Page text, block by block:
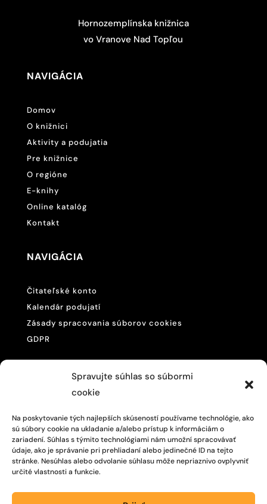
Spravujte súhlas so súbormi
cookie
Na poskytovanie tých najlepších skúseností používame technológie, ako
sú súbory cookie na ukladanie a/alebo prístup k informáciám o
zariadení. Súhlas s týmito technológiami nám umožní spracovávať
údaje, ako je správanie pri prehliadaní alebo jedinečné ID na tejto
stránke. Nesúhlas alebo odvolanie súhlasu môže nepriaznivo ovplyvniť
určité vlastnosti a funkcie.
Hornozemplínska knižnica
vo Vranove Nad Topľou
NAVIGÁCIA
Domov
O knižnici
Aktivity a podujatia
Pre knižnice
O regióne
E-knihy
Online katalóg
Kontakt
NAVIGÁCIA
Čitateľské konto
Kalendár podujatí
Zásady spracovania súborov cookies
GDPR
KONTAKTUJE NÁS

M. R. Štefánika 875/200,
Vranov nad Topľou, 093 01
SLEDUJTE NÁS